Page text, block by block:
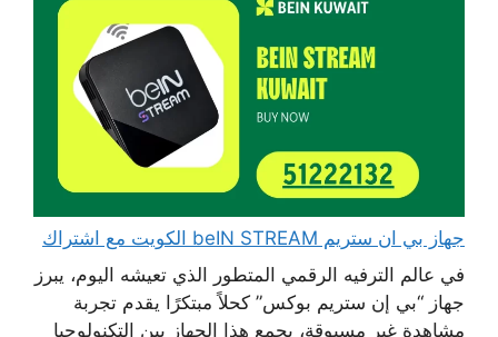
جهاز بي ان ستريم beIN STREAM الكويت مع اشتراك
في عالم الترفيه الرقمي المتطور الذي تعيشه اليوم، يبرز
جهاز “بي إن ستريم بوكس” كحلاً مبتكرًا يقدم تجربة
مشاهدة غير مسبوقة، يجمع هذا الجهاز بين التكنولوجيا